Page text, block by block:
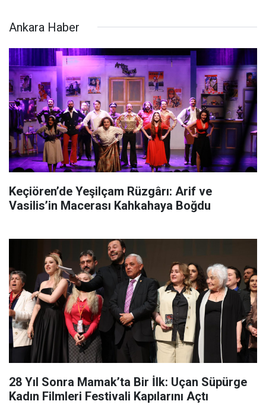
Ankara Haber
Keçiören’de Yeşilçam Rüzgârı: Arif ve
Vasilis’in Macerası Kahkahaya Boğdu
28 Yıl Sonra Mamak’ta Bir İlk: Uçan Süpürge
Kadın Filmleri Festivali Kapılarını Açtı